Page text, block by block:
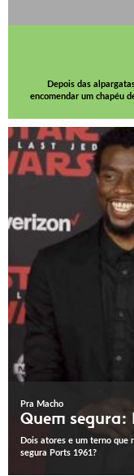
Depois das
encomendar um chapéu
Pra Macho
Quem segura:
Dois atores e um terno que
segura Ports 1961?